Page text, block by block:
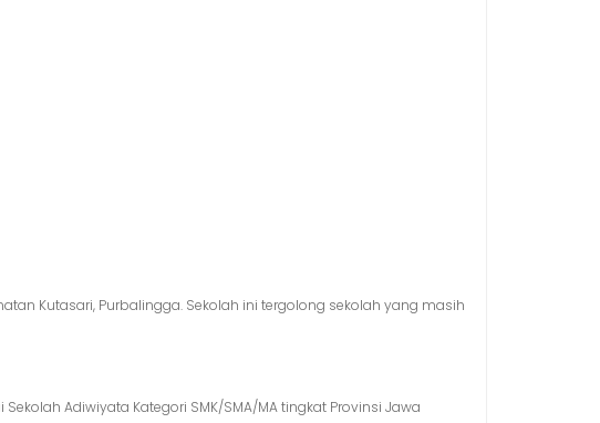
Kutasari, Purbalingga. Sekolah ini tergolong sekolah yang masih
Adiwiyata Kategori SMK/SMA/MA tingkat Provinsi Jawa